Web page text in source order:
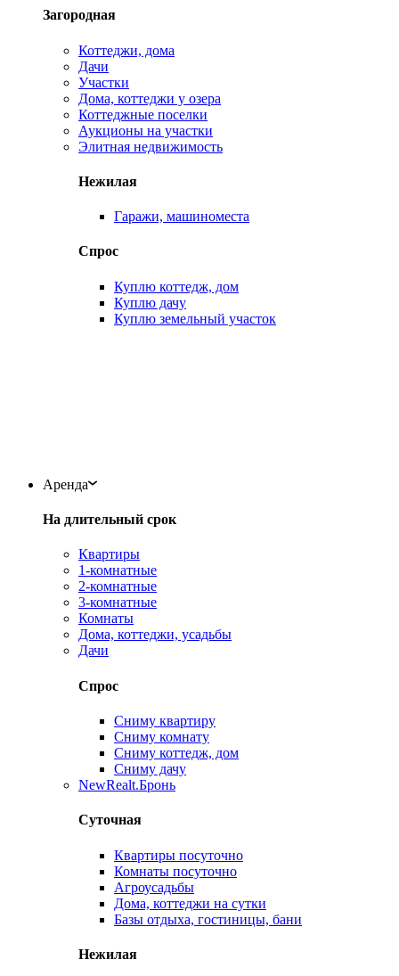
Загородная
Коттеджи, дома
Дачи
Участки
Дома, коттеджи у озера
Коттеджные поселки
Аукционы на участки
Элитная недвижимость
Нежилая
Гаражи, машиноместа
Спрос
Куплю коттедж, дом
Куплю дачу
Куплю земельный участок
Аренда
На длительный срок
Квартиры
1-комнатные
2-комнатные
3-комнатные
Комнаты
Дома, коттеджи, усадьбы
Дачи
Спрос
Сниму квартиру
Сниму комнату
Сниму коттедж, дом
Сниму дачу
NewRealt.Бронь
Суточная
Квартиры посуточно
Комнаты посуточно
Агроусадьбы
Дома, коттеджи на сутки
Базы отдыха, гостиницы, бани
Нежилая